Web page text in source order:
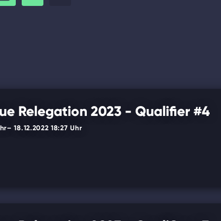
Relegation 2023 - Qualifier #4
– 18.12.2022 18:27 Uhr